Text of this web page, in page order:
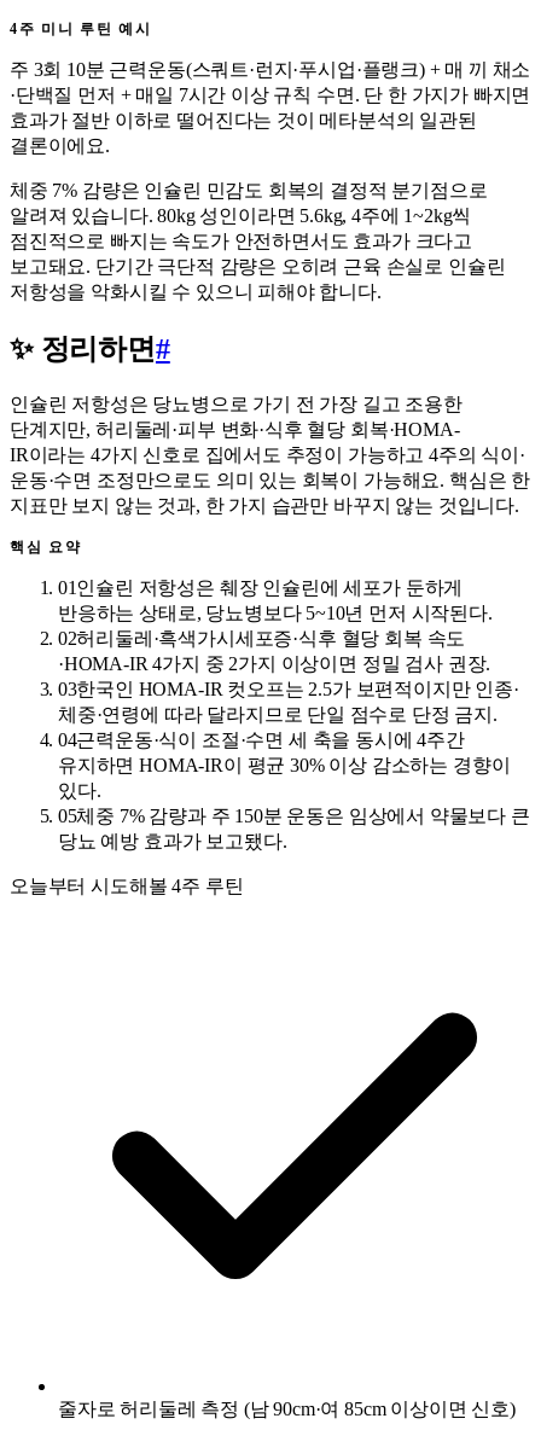
4주 미니 루틴 예시
주 3회 10분 근력운동(스쿼트·런지·푸시업·플랭크) + 매 끼 채소
·단백질 먼저 + 매일 7시간 이상 규칙 수면. 단 한 가지가 빠지면
효과가 절반 이하로 떨어진다는 것이 메타분석의 일관된
결론이에요.
체중 7% 감량은 인슐린 민감도 회복의 결정적 분기점으로
알려져 있습니다. 80kg 성인이라면 5.6kg, 4주에 1~2kg씩
점진적으로 빠지는 속도가 안전하면서도 효과가 크다고
보고돼요. 단기간 극단적 감량은 오히려 근육 손실로 인슐린
저항성을 악화시킬 수 있으니 피해야 합니다.
✨ 정리하면#
인슐린 저항성은 당뇨병으로 가기 전 가장 길고 조용한
단계지만, 허리둘레·피부 변화·식후 혈당 회복·HOMA-
IR이라는 4가지 신호로 집에서도 추정이 가능하고 4주의 식이·
운동·수면 조정만으로도 의미 있는 회복이 가능해요. 핵심은 한
지표만 보지 않는 것과, 한 가지 습관만 바꾸지 않는 것입니다.
핵심 요약
01인슐린 저항성은 췌장 인슐린에 세포가 둔하게
반응하는 상태로, 당뇨병보다 5~10년 먼저 시작된다.
02허리둘레·흑색가시세포증·식후 혈당 회복 속도
·HOMA-IR 4가지 중 2가지 이상이면 정밀 검사 권장.
03한국인 HOMA-IR 컷오프는 2.5가 보편적이지만 인종·
체중·연령에 따라 달라지므로 단일 점수로 단정 금지.
04근력운동·식이 조절·수면 세 축을 동시에 4주간
유지하면 HOMA-IR이 평균 30% 이상 감소하는 경향이
있다.
05체중 7% 감량과 주 150분 운동은 임상에서 약물보다 큰
당뇨 예방 효과가 보고됐다.
오늘부터 시도해볼 4주 루틴
줄자로 허리둘레 측정 (남 90cm·여 85cm 이상이면 신호)